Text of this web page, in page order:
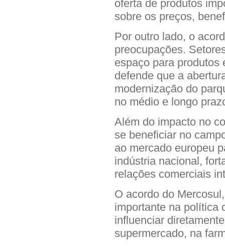
oferta de produtos
sobre os preços,
Por outro lado, o
preocupações.
espaço para produtos
defende que a
modernização do
no médio e longo
Além do impacto no
se beneficiar no
ao mercado europeu
indústria nacional,
relações comerciais
O acordo do
importante na política
influenciar
supermercado, na